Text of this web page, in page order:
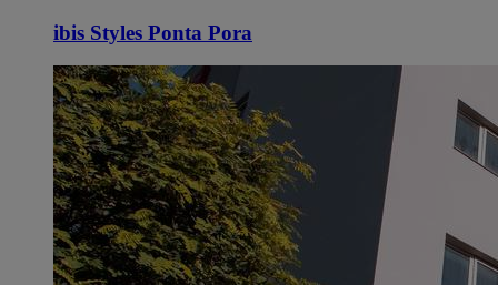
ibis Styles Ponta Pora